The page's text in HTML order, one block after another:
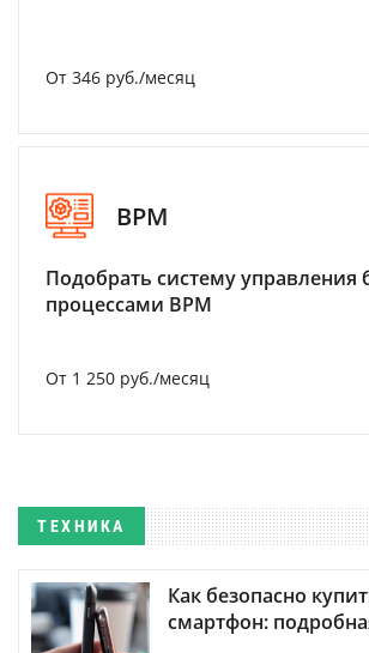
От 346 руб./месяц
BPM
Подобрать систему управления
процессами BPM
От 1 250 руб./месяц
ТЕХНИКА
Как безопасно
смартфон: